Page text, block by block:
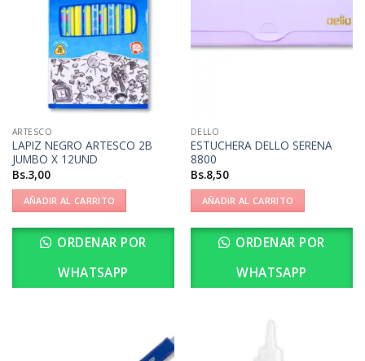
ARTESCO
LAPIZ NEGRO ARTESCO 2B
JUMBO X 12UND
Bs.3,00
AÑADIR AL CARRITO
ORDENAR POR
WHATSAPP
DELLO
ESTUCHERA DELLO SERENA
8800
Bs.8,50
AÑADIR AL CARRITO
ORDENAR POR
WHATSAPP